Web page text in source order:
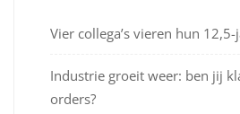
Vier collega’s vieren hun
Industrie groeit weer: ben jij
orders?